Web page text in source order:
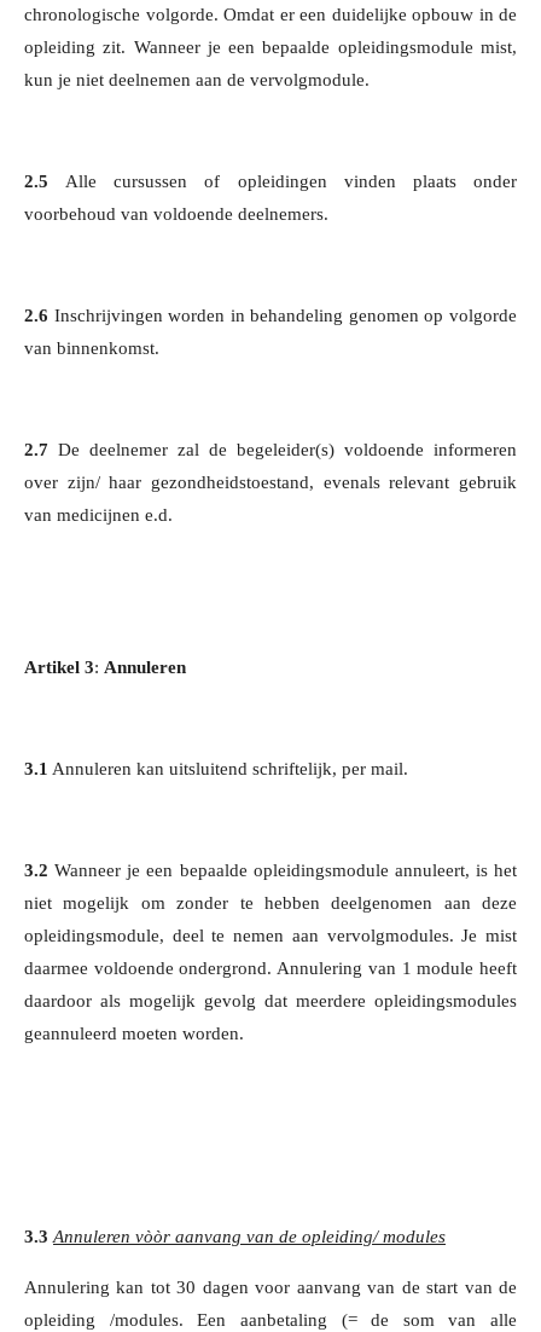
chronologische volgorde. Omdat er een duidelijke opbouw in de
opleiding zit. Wanneer je een bepaalde opleidingsmodule mist,
kun je niet deelnemen aan de vervolgmodule.
2.5 Alle cursussen of opleidingen vinden plaats onder
voorbehoud van voldoende deelnemers.
2.6 Inschrijvingen worden in behandeling genomen op volgorde
van binnenkomst.
2.7 De deelnemer zal de begeleider(s) voldoende informeren
over zijn/ haar gezondheidstoestand, evenals relevant gebruik
van medicijnen e.d.
Artikel 3: Annuleren
3.1 Annuleren kan uitsluitend schriftelijk, per mail.
3.2 Wanneer je een bepaalde opleidingsmodule annuleert, is het
niet mogelijk om zonder te hebben deelgenomen aan deze
opleidingsmodule, deel te nemen aan vervolgmodules. Je mist
daarmee voldoende ondergrond. Annulering van 1 module heeft
daardoor als mogelijk gevolg dat meerdere opleidingsmodules
geannuleerd moeten worden.
3.3 Annuleren vòòr aanvang van de opleiding/ modules
Annulering kan tot 30 dagen voor aanvang van de start van de
opleiding /modules. Een aanbetaling (= de som van alle